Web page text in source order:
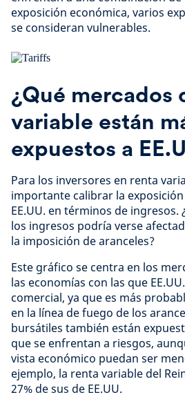
exposición económica, varios
se consideran vulnerables.
¿Qué mercados
variable están
expuestos a
Para los inversores en renta
importante calibrar la
EE.UU. en términos de
los ingresos podría verse
la imposición de aranceles?
Este gráfico se centra en los
las economías con las que
comercial, ya que es más
en la línea de fuego de los
bursátiles también están
que se enfrentan a riesgos,
vista económico puedan ser
ejemplo, la renta variable del
27% de sus de EE.UU.